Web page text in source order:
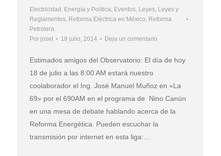
Electricidad , Energía y Política, Eventos, Leyes, Leyes y
Reglamentos, Reforma Eléctrica en México, Reforma
Petrolera
Por josel 18 julio, 2014 Deja un comentario
Estimados amigos del Observatorio: El día de hoy
18 de julio a las 8:00 AM estará nuestro
coolaborador el Ing. José Manuel Muñoz en «La
69» por el 690AM en el programa de Nino Canún
en una mesa de debate hablando acerca de la
Reforma Energética. Pueden escuchar la
transmisión por internet en esta liga:…